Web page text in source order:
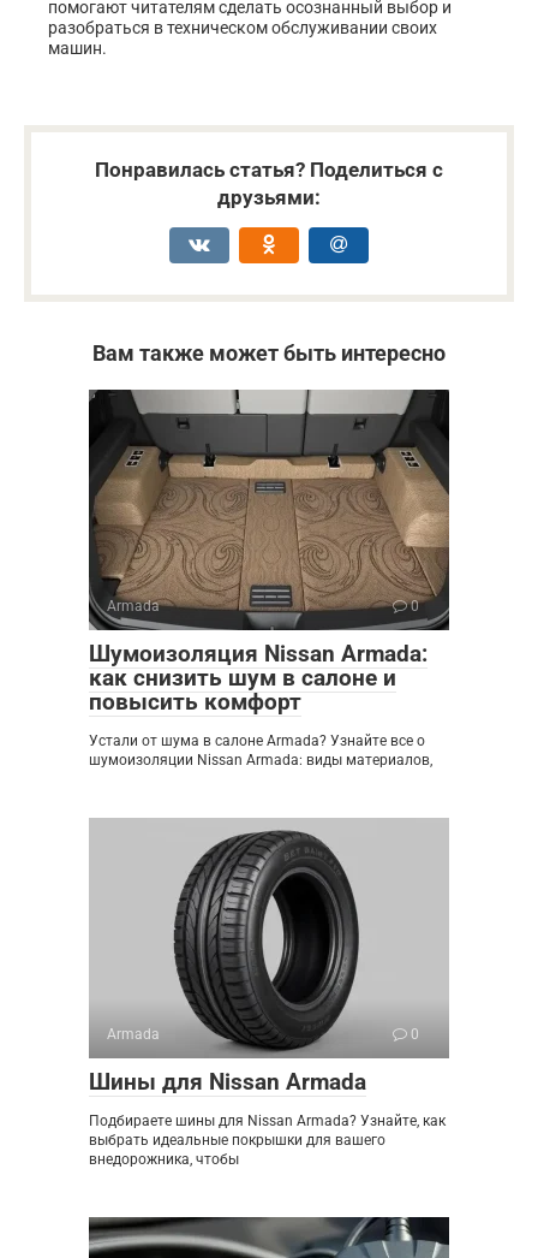
помогают читателям сделать осознанный выбор и
разобраться в техническом обслуживании своих
машин.
Понравилась статья? Поделиться с
друзьями:
Вам также может быть интересно
Armada 0
Шумоизоляция Nissan Armada:
как снизить шум в салоне и
повысить комфорт
Устали от шума в салоне Armada? Узнайте все о
шумоизоляции Nissan Armada: виды материалов,
Armada 0
Шины для Nissan Armada
Подбираете шины для Nissan Armada? Узнайте, как
выбрать идеальные покрышки для вашего
внедорожника, чтобы